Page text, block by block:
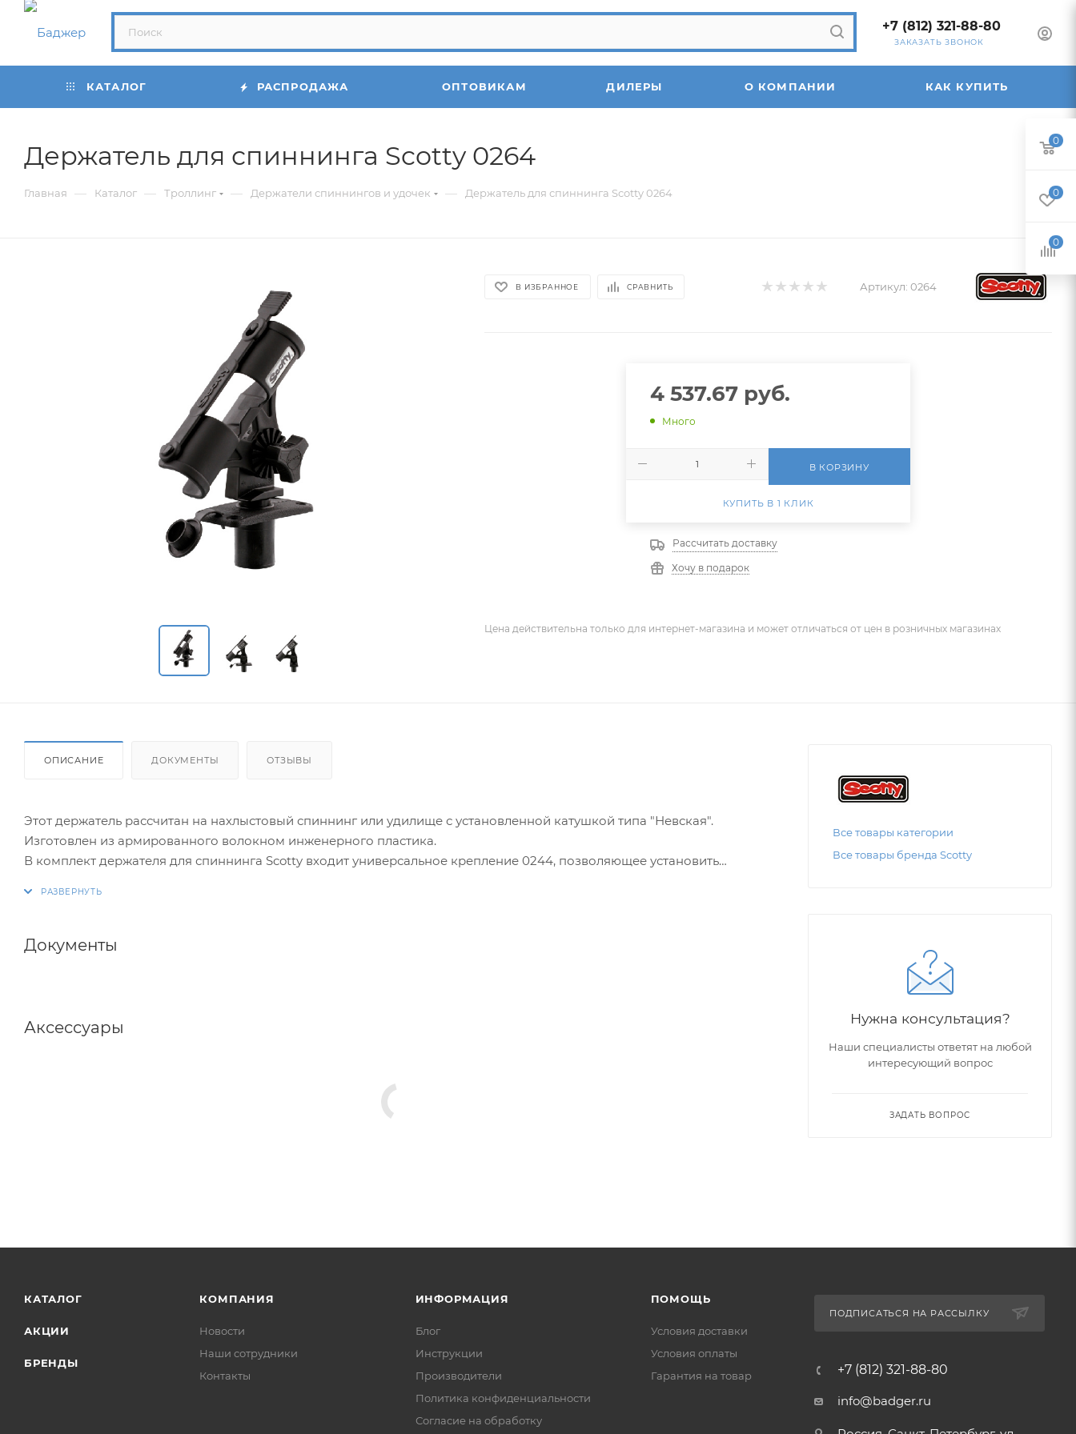
+7 (812) 321-88-80
ЗАКАЗАТЬ ЗВОНОК
КАТАЛОГ РАСПРОДАЖА ОПТОВИКАМ ДИЛЕРЫ О КОМПАНИИ КАК КУПИТЬ
Держатель для спиннинга Scotty 0264
Главная — Каталог — Троллинг — Держатели спиннингов и удочек — Держатель для спиннинга Scotty 0264
В ИЗБРАННОЕ СРАВНИТЬ Артикул: 0264
4 537.67 руб.
Много
В КОРЗИНУ
КУПИТЬ В 1 КЛИК
Рассчитать доставку
Хочу в подарок
Цена действительна только для интернет-магазина и может отличаться от цен в розничных магазинах
ОПИСАНИЕ ДОКУМЕНТЫ ОТЗЫВЫ
Этот держатель рассчитан на нахлыстовый спиннинг или удилище с установленной катушкой типа "Невская".
Изготовлен из армированного волокном инженерного пластика.
В комплект держателя для спиннинга Scotty входит универсальное крепление 0244, позволяющее установить
быстро демонтируется.
Документы
Аксессуары
Все товары категории
Все товары бренда Scotty
Нужна консультация?
Наши специалисты ответят на любой
интересующий вопрос
ЗАДАТЬ ВОПРОС
КАТАЛОГ
АКЦИИ
БРЕНДЫ
КОМПАНИЯ
Новости
Наши сотрудники
Контакты
ИНФОРМАЦИЯ
Блог
Инструкции
Производители
Политика конфиденциальности
Согласие на обработку
ПОМОЩЬ
Условия доставки
Условия оплаты
Гарантия на товар
ПОДПИСАТЬСЯ НА РАССЫЛКУ
+7 (812) 321-88-80
info@badger.ru
0
0
0